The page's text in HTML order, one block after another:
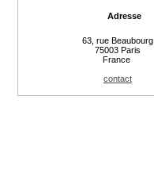
Adresse
63, rue Beaubourg
75003 Paris
France
contact